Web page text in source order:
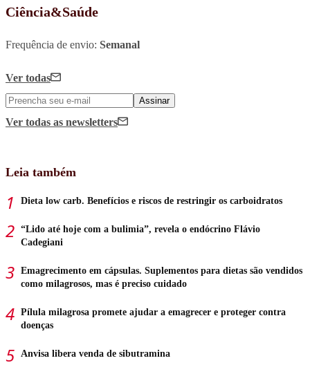
Ciência&Saúde
Frequência de envio: Semanal
Ver todas
Assinar
Ver todas as newsletters
Leia também
Dieta low carb. Benefícios e riscos de restringir os carboidratos
“Lido até hoje com a bulimia”, revela o endócrino Flávio
Cadegiani
Emagrecimento em cápsulas. Suplementos para dietas são vendidos
como milagrosos, mas é preciso cuidado
Pílula milagrosa promete ajudar a emagrecer e proteger contra
doenças
Anvisa libera venda de sibutramina